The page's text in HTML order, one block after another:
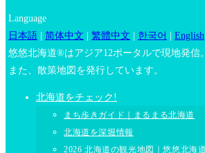
Language
日本語 | 简体中文 | 繁體中文 | 한국어 | English
悠悠北海道®はアジア12ポータルで現地発信。
また、散策地図を発行しています。
北海道をチェック!
まち歩きガイド｜まるまる北海道
北海道を深堀情報
2026 北海道の観光地図｜悠悠北海